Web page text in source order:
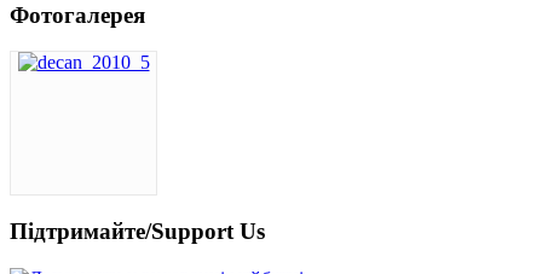
Фотогалерея
Підтримайте/Support Us